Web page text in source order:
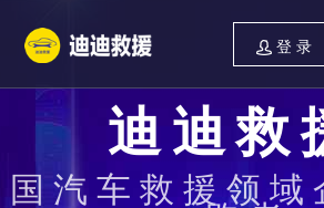
登 录
迪迪救
国汽车救援领